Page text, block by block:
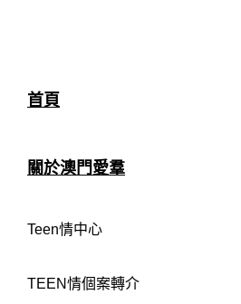
首頁
關於澳門愛羣
Teen情中心
TEEN情個案轉介